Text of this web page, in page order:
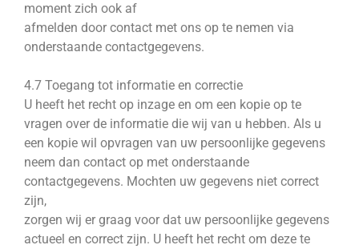
moment zich ook af
afmelden door contact met ons op te nemen via
onderstaande contactgegevens.
4.7 Toegang tot informatie en correctie
U heeft het recht op inzage en om een kopie op te
vragen over de informatie die wij van u hebben. Als u
een kopie wil opvragen van uw persoonlijke gegevens
neem dan contact op met onderstaande
contactgegevens. Mochten uw gegevens niet correct
zijn,
zorgen wij er graag voor dat uw persoonlijke gegevens
actueel en correct zijn. U heeft het recht om deze te